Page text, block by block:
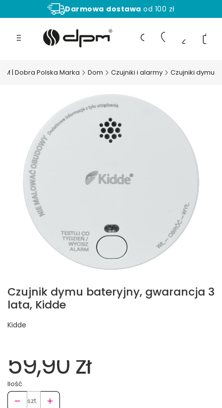
Darmowa dostawa od 100 zł
Aż
na zwrot towaru!
Otwórz wyszukiwarkę
| Dobra Polska Marka Dom Czujniki i alarmy Czujniki dymu
Czujnik dymu bateryjny, gwarancja 3
lata, Kidde
Kidde
59,90 zł
Ilość
szt.